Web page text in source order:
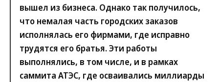
вышел из бизнеса. Однако так получилось,
что немалая часть городских заказов
исполнялась его фирмами, где исправно
трудятся его братья. Эти работы
выполнялись, в том числе, и в рамках
саммита АТЭС, где осваивались миллиарды